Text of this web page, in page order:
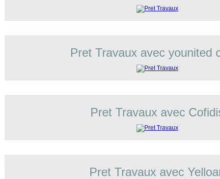
Pret Travaux avec younited
Pret Travaux avec
Pret Travaux avec